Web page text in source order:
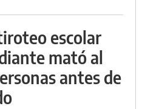
escolar
mató al
antes de